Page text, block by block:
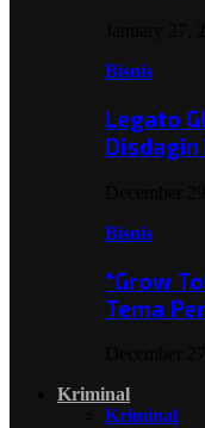
Bisnis
Legato
Bisnis
“Grow
Tema
Kriminal
Kriminal